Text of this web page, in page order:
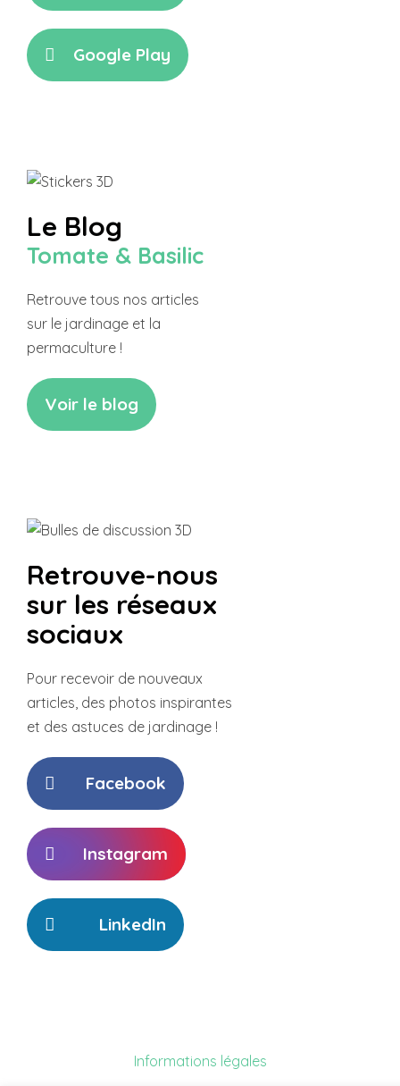
Google Play
Le Blog
Tomate & Basilic
Retrouve tous nos articles
sur le jardinage et la
permaculture !
Voir le blog
Retrouve-nous
sur les réseaux
sociaux
Pour recevoir de nouveaux
articles, des photos inspirantes
et des astuces de jardinage !
Facebook
Instagram
LinkedIn
Informations légales